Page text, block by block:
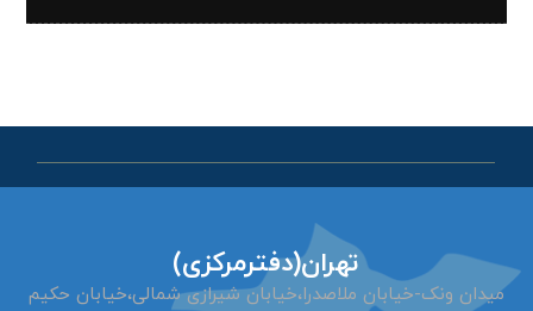
تهران(دفترمرکزی)
میدان ونک-خیابان ملاصدرا،خیابان شیرازی شمالی،خیابان حکیم